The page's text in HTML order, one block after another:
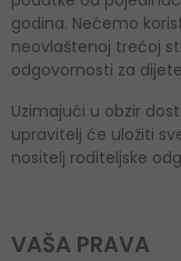
godina. Nećemo
neovlaštenoj trećoj
odgovornosti za
Uzimajući u obzir
upravitelj će uložiti
nositelj roditeljske
VAŠA PRAVA